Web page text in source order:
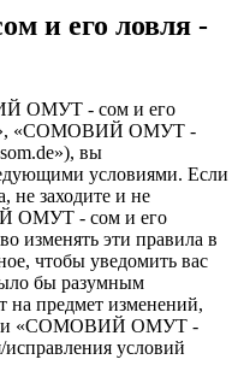
его ловля -
ОМУТ - сом и его
«СОМОВИЙ ОМУТ -
вы
условиями. Если
не заходите и не
ОМУТ - сом и его
изменять эти правила в
чтобы уведомить вас
бы разумным
на предмет изменений,
«СОМОВИЙ ОМУТ -
условий